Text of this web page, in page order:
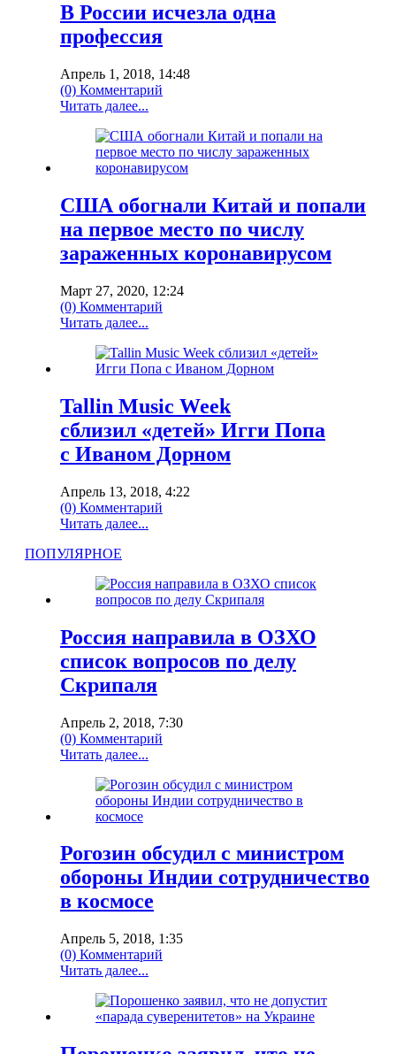
В России исчезла одна
профессия
Апрель 1, 2018, 14:48
(0) Комментарий
Читать далее...
США обогнали Китай и попали
на первое место по числу
зараженных коронавирусом
Март 27, 2020, 12:24
(0) Комментарий
Читать далее...
Tallin Music Week
сблизил «детей» Игги Попа
с Иваном Дорном
Апрель 13, 2018, 4:22
(0) Комментарий
Читать далее...
ПОПУЛЯРНОЕ
Россия направила в ОЗХО
список вопросов по делу
Скрипаля
Апрель 2, 2018, 7:30
(0) Комментарий
Читать далее...
Рогозин обсудил с министром
обороны Индии сотрудничество
в космосе
Апрель 5, 2018, 1:35
(0) Комментарий
Читать далее...